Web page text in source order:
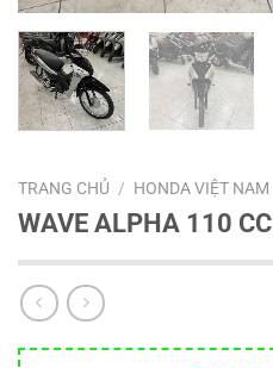
TRANG CHỦ / HONDA VIỆT NAM
WAVE ALPHA 110 CC